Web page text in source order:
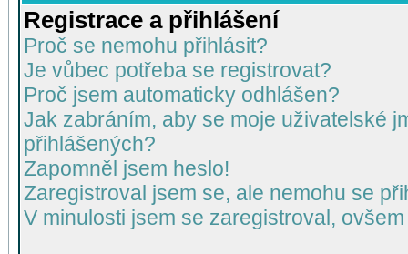
Registrace a přihlášení
Proč se nemohu přihlásit?
Je vůbec potřeba se registrovat?
Proč jsem automaticky odhlášen?
Jak zabráním, aby se moje uživatelské
přihlášených?
Zapomněl jsem heslo!
Zaregistroval jsem se, ale nemohu se
V minulosti jsem se zaregistroval,